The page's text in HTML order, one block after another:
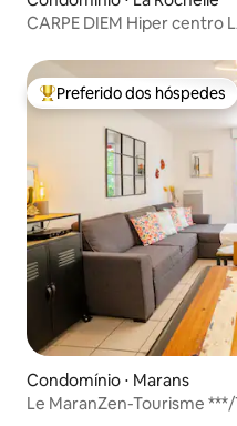
Entre os melhores
Preferido dos hóspedes
Condomínio ⋅ Marans
Le MaranZen-Tourisme